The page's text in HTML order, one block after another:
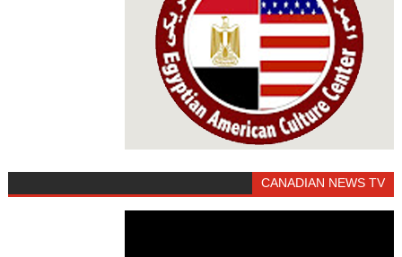
CANADIAN NEWS TV